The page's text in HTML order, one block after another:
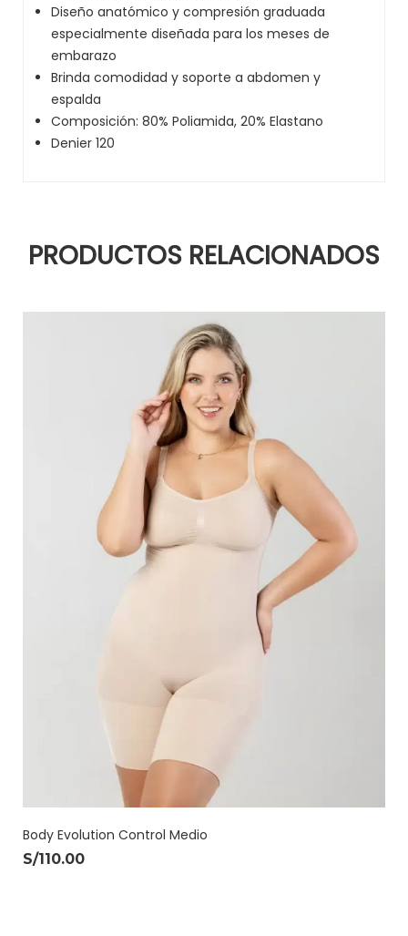
Diseño anatómico y compresión graduada
especialmente diseñada para los meses de
embarazo
Brinda comodidad y soporte a abdomen y
espalda
Composición: 80% Poliamida, 20% Elastano
Denier 120
PRODUCTOS RELACIONADOS
Body Evolution Control Medio
S/110.00